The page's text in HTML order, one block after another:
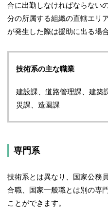
合に出勤しなければならない
分の所属する組織の直轄エリ
が発生した際は援助に出る場
技術系の主な職業
建設課、道路管理課、建築
災課、造園課
専門系
技術系とは異なり、国家公務
合職、国家一般職とは別の専
ことができます。